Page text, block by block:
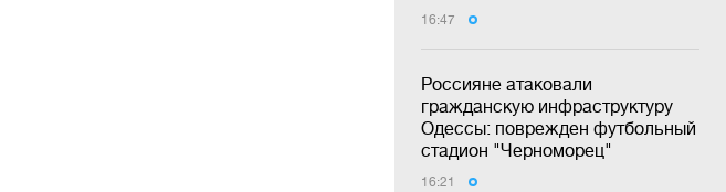
16:47
Россияне атаковали
гражданскую инфраструктуру
Одессы: поврежден футбольный
стадион "Черноморец"
16:21